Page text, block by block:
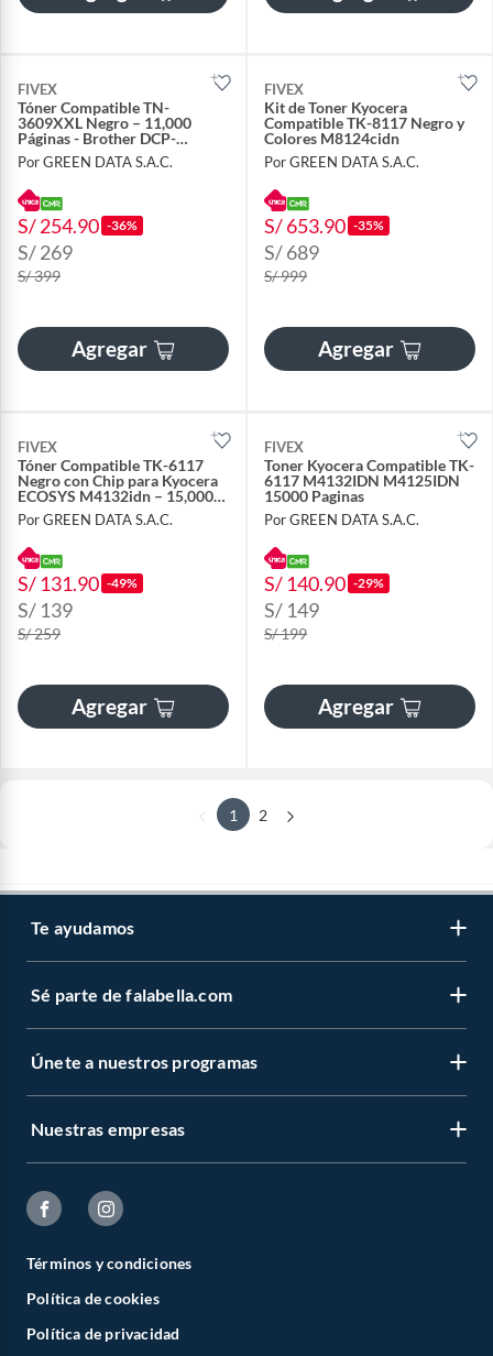
FIVEX
Tóner Compatible TN-
3609XXL Negro – 11,000
Páginas - Brother DCP-
L5660DN, MFC-L6915DW, HL-
L5210DN, HL-L6415DW
Por GREEN DATA S.A.C.
S/ 254.90 -36%
S/ 269
S/ 399
Agregar
FIVEX
Kit de Toner Kyocera
Compatible TK-8117 Negro y
Colores M8124cidn
Por GREEN DATA S.A.C.
S/ 653.90 -35%
S/ 689
S/ 999
Agregar
FIVEX
Tóner Compatible TK-6117
Negro con Chip para Kyocera
ECOSYS M4132idn – 15,000
Páginas
Por GREEN DATA S.A.C.
S/ 131.90 -49%
S/ 139
S/ 259
Agregar
FIVEX
Toner Kyocera Compatible TK-
6117 M4132IDN M4125IDN
15000 Paginas
Por GREEN DATA S.A.C.
S/ 140.90 -29%
S/ 149
S/ 199
Agregar
1 2
Te ayudamos
Sé parte de falabella.com
Únete a nuestros programas
Nuestras empresas
Términos y condiciones
Política de cookies
Política de privacidad